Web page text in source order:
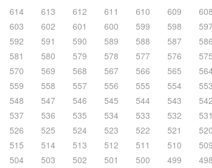
614
613 612 611 610 609
603
602 601 600 599 598
592
591 590 589 588 587
581
580 579 578 577 576
570
569 568 567 566 565
559
558 557 556 555 554
548
547 546 545 544 543
537
536 535 534 533 532
526
525 524 523 522 521
515
514 513 512 511 510
504
503 502 501 500 499